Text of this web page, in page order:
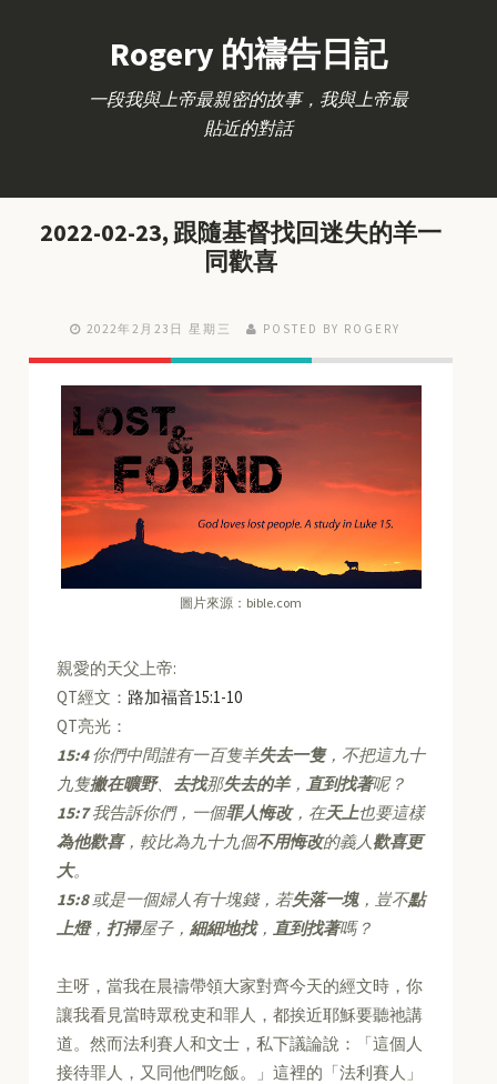
Rogery 的禱告日記
一段我與上帝最親密的故事，我與上帝最
貼近的對話
2022-02-23, 跟隨基督找回迷失的羊一
同歡喜
2022年2月23日 星期三 POSTED BY ROGERY
圖片來源：bible.com
親愛的天父上帝:
QT經文： 路加福音15:1-10
QT亮光：
15:4你們中間誰有一百隻羊失去一隻，不把這九十
九隻撇在曠野、 去找那失去的羊，直到找著呢？
15:7我告訴你們，一個罪人悔改，在天上也要這樣
為他歡喜，較比為九十九個不用悔改的義人歡喜更
大。
15:8或是一個婦人有十塊錢，若失落一塊，豈不點
上燈， 打掃屋子，細細地找，直到找著嗎？
主呀，當我在晨禱帶領大家對齊今天的經文時，你
讓我看見當時眾稅吏和罪人，都挨近耶穌要聽祂講
道。然而法利賽人和文士，私下議論說：「這個人
接待罪人，又同他們吃飯。」這裡的「法利賽人」